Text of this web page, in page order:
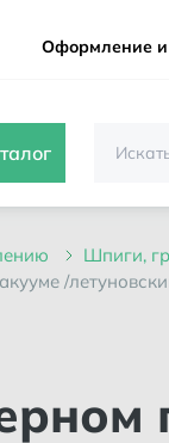
Оформление и
шпиги,
/